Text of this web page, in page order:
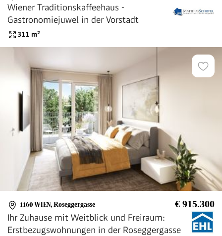
Wiener Traditionskaffeehaus -
Gastronomiejuwel in der Vorstadt
311 m²
1160 WIEN, Roseggergasse € 915.300
Ihr Zuhause mit Weitblick und Freiraum:
Erstbezugswohnungen in der Roseggergasse